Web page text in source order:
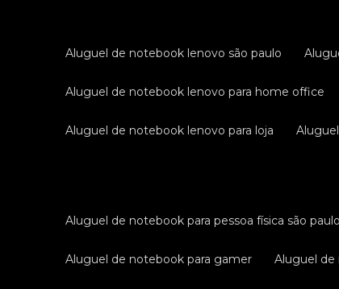
aluguel de notebook lenovo são paulo
aluguel de notebook lenovo para home office
aluguel de notebook lenovo para loja
aluguel de notebook para pessoa física são paulo
aluguel de notebook para gamer aluguel